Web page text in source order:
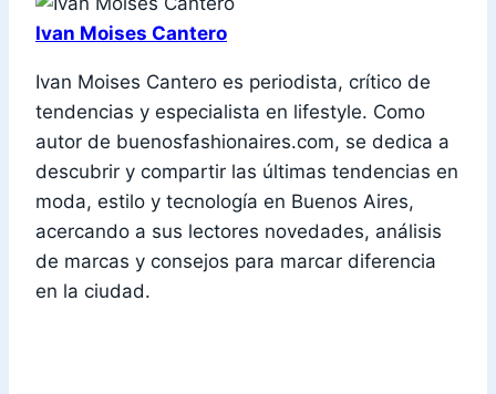
Ivan Moises Cantero
Ivan Moises Cantero es periodista, crítico de
tendencias y especialista en lifestyle. Como
autor de buenosfashionaires.com, se dedica a
descubrir y compartir las últimas tendencias en
moda, estilo y tecnología en Buenos Aires,
acercando a sus lectores novedades, análisis
de marcas y consejos para marcar diferencia
en la ciudad.